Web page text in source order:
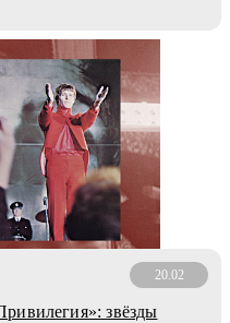
20.02
звёзды